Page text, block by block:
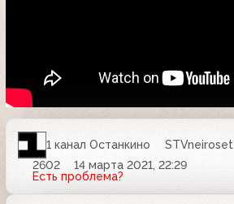
1 канал Останкино
STVneiroset
2602
14 марта 2021, 22:29
Есть проблема?